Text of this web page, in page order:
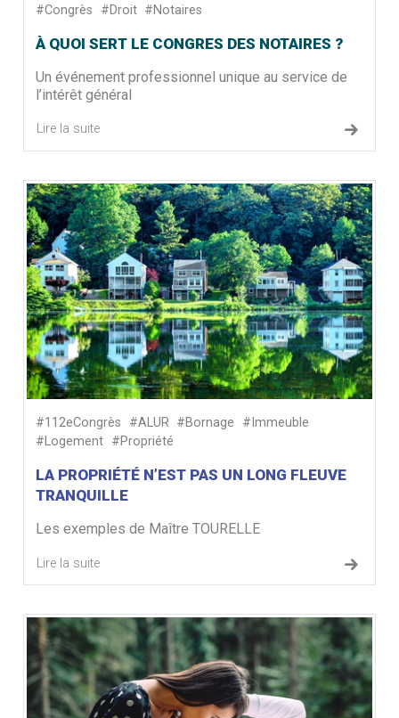
#Congrès #Droit #Notaires
À QUOI SERT LE CONGRES DES NOTAIRES ?
Un événement professionnel unique au service de
l’intérêt général
Lire la suite
#112eCongrès #ALUR #Bornage
#Immeuble
#Logement
#Propriété
LA PROPRIÉTÉ N’EST PAS UN LONG FLEUVE
TRANQUILLE
Les exemples de Maître TOURELLE
Lire la suite